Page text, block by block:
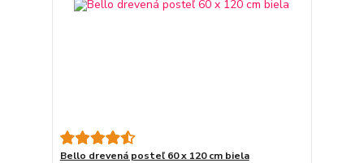
Bello drevená posteľ 60 x 120 cm biela